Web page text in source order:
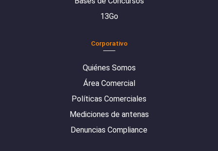
13Go
Corporativo
Quiénes Somos
Área Comercial
Políticas Comerciales
Mediciones de antenas
Denuncias Compliance